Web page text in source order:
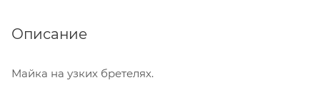
Описание
Майка на узких бретелях.